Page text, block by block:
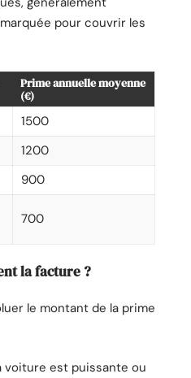
pour couvrir les
Prime annuelle moyenne
(€)
1500
1200
900
700
la facture ?
le montant de la prime
voiture est puissante ou